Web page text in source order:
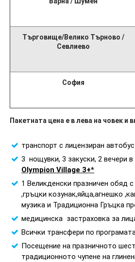
Търговище/Велико Търново /
Севлиево
София
Пакетнaта цена е в лева на човек и
транспорт с лицензиран
3 нощувки, 3 закуски, 2 вечери в
Olympion Village 3+*
1 Великденски празничен обяд
,гръцки козунак,яйца,агнешко
музика и Традиционна Гръцка
медицинска застраховка за
Всички трансфери по
Посещение на празничното
традиционното чупене на